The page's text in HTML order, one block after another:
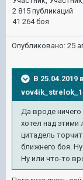
2 815 публикаций
41 264 боя
Опубликовано: 25
В 25.04.2019
Да вроде
хотел над этими
цитадель
ближнего боя.
Ну или что-то